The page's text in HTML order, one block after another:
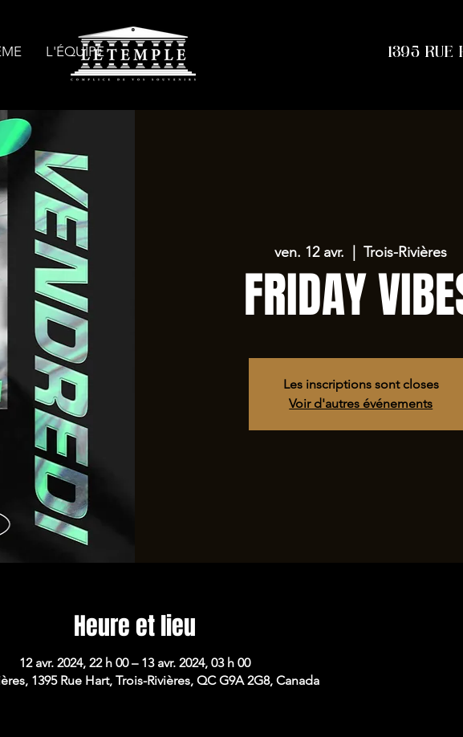
L'ÉQUIPE 1395 RUE
ven. 12 avr.
  |
Trois-Rivières
FRIDAY
Les inscriptions sont closes
Voir d'autres événements
Heure et lieu
12 avr. 2024, 22 h 00 – 13 avr. 2024, 03 h 00
1395 Rue Hart, Trois-Rivières, QC G9A 2G8, Canada